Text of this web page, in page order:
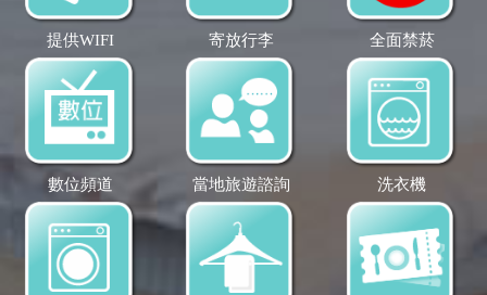
提供WIFI 寄放行李 全面禁菸
數位頻道 當地旅遊諮詢 洗衣機